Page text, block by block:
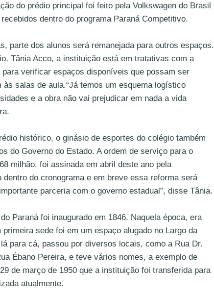
do prédio principal foi feito pela Volkswagen do Brasil
dentro do programa Paraná Competitivo.
parte dos alunos será remanejada para outros espaços.
Tânia Acco, a instituição está em tratativas com a
verificar espaços disponíveis que possam ser
salas de aula.“Já temos um esquema logístico
e a obra não vai prejudicar em nada a vida
histórico, o ginásio de esportes do colégio também
do Governo do Estado. A ordem de serviço para o
milhão, foi assinada em abril deste ano pela
dentro do cronograma e em breve essa reforma será
parceria com o governo estadual”, disse Tânia.
Paraná foi inaugurado em 1846. Naquela época, era
sede foi em um espaço alugado no Largo da
para cá, passou por diversos locais, como a Rua Dr.
Ébano Pereira, e teve vários nomes, a exemplo de
de março de 1950 que a instituição foi transferida para
atualmente.